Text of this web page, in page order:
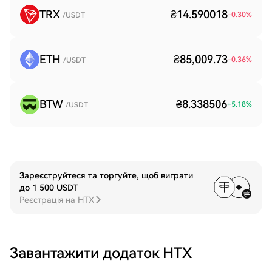
TRX /USDT ₴14.590018-0.30%
ETH /USDT ₴85,009.73-0.36%
BTW /USDT ₴8.338506+5.18%
Зареєструйтеся та торгуйте, щоб виграти
до 1 500 USDT
Реєстрація на HTX
Завантажити додаток HTX